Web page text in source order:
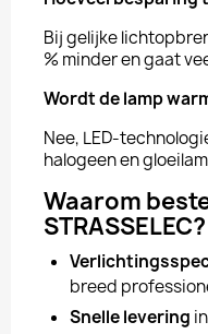
Bij gelijke
% minder en gaat
Wordt de lamp
Nee, LED-
halogeen en
Waarom
STRASSELEC?
breed
Snelle levering